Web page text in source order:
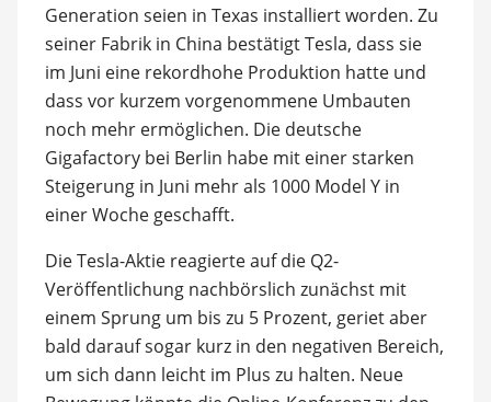
Generation seien in Texas installiert worden. Zu
seiner Fabrik in China bestätigt Tesla, dass sie
im Juni eine rekordhohe Produktion hatte und
dass vor kurzem vorgenommene Umbauten
noch mehr ermöglichen. Die deutsche
Gigafactory bei Berlin habe mit einer starken
Steigerung in Juni mehr als 1000 Model Y in
einer Woche geschafft.
Die Tesla-Aktie reagierte auf die Q2-
Veröffentlichung nachbörslich zunächst mit
einem Sprung um bis zu 5 Prozent, geriet aber
bald darauf sogar kurz in den negativen Bereich,
um sich dann leicht im Plus zu halten. Neue